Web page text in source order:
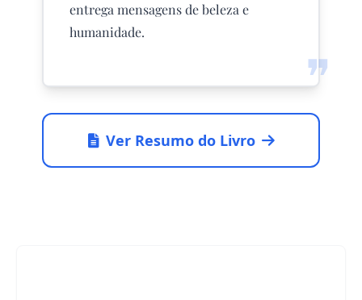
❞
entrega mensagens de beleza e
humanidade.
Ver Resumo do Livro